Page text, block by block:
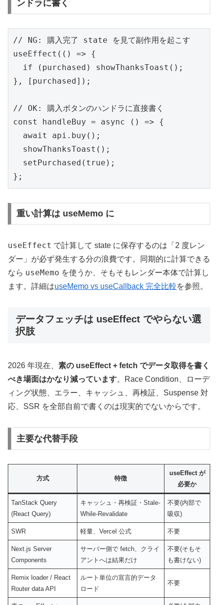
ンドラに書く
// NG: 購入完了 state を見て副作用を起こす
useEffect(() => {
  if (purchased) showThanksToast();
}, [purchased]);
// OK: 購入ボタンのハンドラに直接書く
const handleBuy = async () => {
  await api.buy();
  showThanksToast();
  setPurchased(true);
};
重い計算は useMemo に
useEffect で計算して state に保存するのは「2 度レン
ダー」が必ず発生する分の浪費です。同期的に計算できる
なら useMemo を使うか、そもそもレンダー本体で計算し
ます。詳細はuseMemo vs useCallback 完全比較を参照。
データフェッチは useEffect でやらない選
択肢
2026 年現在、 素の useEffect + fetch でデータ取得を書く
べき場面はかなり減っています。Race Condition、ローデ
ィング状態、エラー、キャッシュ、再検証、Suspense 対
応、SSR を全部自前で書くのは現実的でないからです。
主要な代替手段
方式 特徴
useEffect が
必要か
TanStack Query
(React Query)
キャッシュ・再検証・Stale-
While-Revalidate
不要(内部で
吸収)
SWR 軽量、Vercel 公式 不要
Next.js Server
Components
サーバー側で fetch、クライ
アントへは結果だけ
不要(そもそ
も書けない)
Remix loader / React
Router data API
ルート単位の宣言的データ
ロード
不要